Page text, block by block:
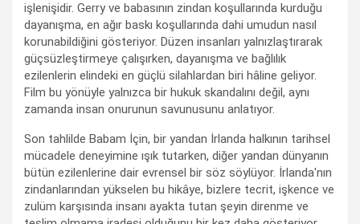
işlenişidir. Gerry ve babasının zindan koşullarında kurduğu
dayanışma, en ağır baskı koşullarında dahi umudun nasıl
korunabildiğini gösteriyor. Düzen insanları yalnızlaştırarak
güçsüzleştirmeye çalışırken, dayanışma ve bağlılık
ezilenlerin elindeki en güçlü silahlardan biri hâline geliyor.
Film bu yönüyle yalnızca bir hukuk skandalını değil, aynı
zamanda insan onurunun savunusunu anlatıyor.
Son tahlilde Babam İçin, bir yandan İrlanda halkının tarihsel
mücadele deneyimine ışık tutarken, diğer yandan dünyanın
bütün ezilenlerine dair evrensel bir söz söylüyor. İrlanda'nın
zindanlarından yükselen bu hikâye, bizlere tecrit, işkence ve
zulüm karşısında insanı ayakta tutan şeyin direnme ve